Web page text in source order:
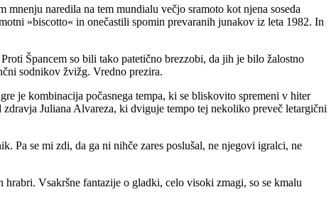
naredila na tem mundialu večjo sramoto kot njena soseda
»biscotto« in onečastili spomin prevaranih junakov iz leta 1982. In
Špancem so bili tako patetično brezzobi, da jih je bilo žalostno
sodnikov žvižg. Vredno prezira.
je kombinacija počasnega tempa, ki se bliskovito spremeni v hiter
Juliana Alvareza, ki dviguje tempo tej nekoliko preveč letargični
Pa se mi zdi, da ga ni nihče zares poslušal, ne njegovi igralci, ne
Vsakršne fantazije o gladki, celo visoki zmagi, so se kmalu